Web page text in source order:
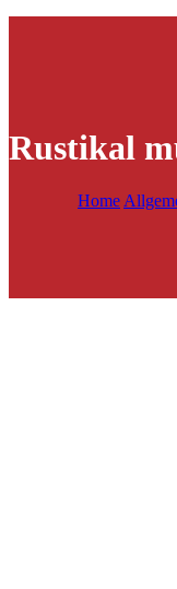
Rustikal
Home